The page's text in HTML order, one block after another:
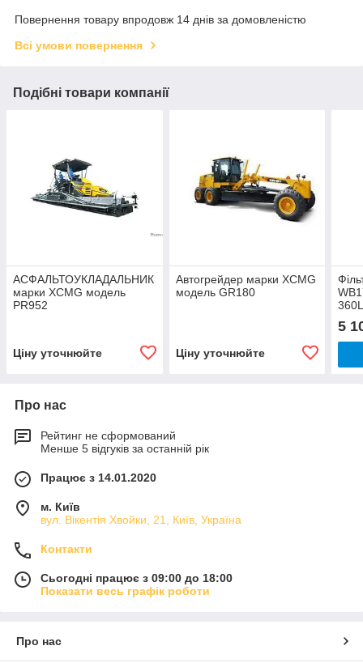
Повернення товару впродовж 14 днів за домовленістю
Всі умови повернення
Подібні товари компанії
АСФАЛЬТОУКЛАДАЛЬНИК
марки XCMG модель
PR952
Ціну уточнюйте
Автогрейдер марки XCMG
модель GR180
Ціну уточнюйте
5
Про нас
Рейтинг не сформований
Менше 5 відгуків за останній рік
Працює з 14.01.2020
м. Київ
вул. Вікентія Хвойки, 21, Київ, Україна
Контакти
Сьогодні працює з 09:00 до 18:00
Показати весь графік роботи
Про нас